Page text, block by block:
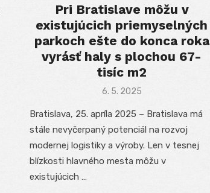
Pri Bratislave môžu v
existujúcich priemyselných
parkoch ešte do konca roka
vyrásť haly s plochou 67-
tisíc m2
Posted
6. 5. 2025
Bratislava, 25. apríla 2025 – Bratislava má
stále nevyčerpaný potenciál na rozvoj
modernej logistiky a výroby. Len v tesnej
blízkosti hlavného mesta môžu v
existujúcich …